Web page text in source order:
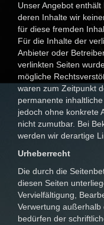
Unser Angebot
deren Inhalte wir
für diese fremden
Für die Inhalte der
Anbieter oder
verlinkten Seiten
mögliche
waren zum Zeitpunkt
permanente
jedoch ohne konkrete
nicht zumutbar. Bei
werden wir derartige
Urheberrecht
Die durch die
diesen Seiten
Vervielfältigung,
Verwertung
bedürfen der